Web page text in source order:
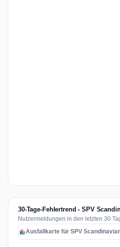
30-Tage-Fehlertrend - SPV
Nutzermeldungen in den letzten 30
Ausfallkarte für SPV